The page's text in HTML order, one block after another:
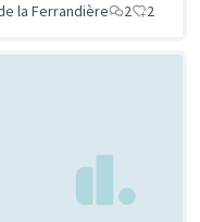
la Ferrandière
2 2